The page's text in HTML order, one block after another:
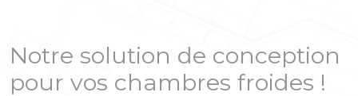
Notre solution de conception
pour vos chambres froides !